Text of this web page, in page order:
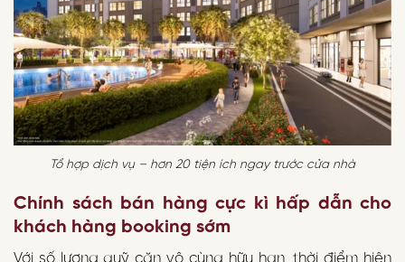
Tổ hợp dịch vụ – hơn 20 tiện ích ngay trước cửa nhà
Chính sách bán hàng cực kì hấp dẫn cho
khách hàng booking sớm